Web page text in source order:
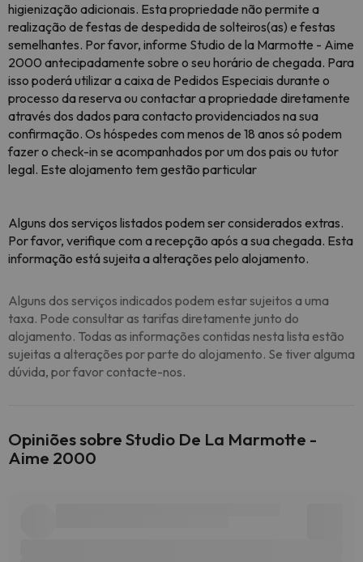
higienização adicionais. Esta propriedade não permite a
realização de festas de despedida de solteiros(as) e festas
semelhantes. Por favor, informe Studio de la Marmotte - Aime
2000 antecipadamente sobre o seu horário de chegada. Para
isso poderá utilizar a caixa de Pedidos Especiais durante o
processo da reserva ou contactar a propriedade diretamente
através dos dados para contacto providenciados na sua
confirmação. Os hóspedes com menos de 18 anos só podem
fazer o check-in se acompanhados por um dos pais ou tutor
legal. Este alojamento tem gestão particular
Alguns dos serviços listados podem ser considerados extras.
Por favor, verifique com a recepção após a sua chegada. Esta
informação está sujeita a alterações pelo alojamento.
Alguns dos serviços indicados podem estar sujeitos a uma
taxa. Pode consultar as tarifas diretamente junto do
alojamento. Todas as informações contidas nesta lista estão
sujeitas a alterações por parte do alojamento. Se tiver alguma
dúvida, por favor contacte-nos.
Opiniões sobre Studio De La Marmotte -
Aime 2000